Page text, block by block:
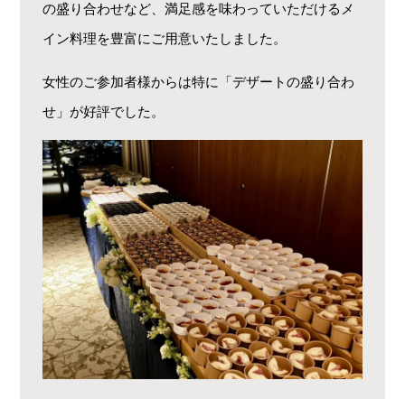
の盛り合わせなど、満足感を味わっていただけるメ
イン料理を豊富にご用意いたしました。
女性のご参加者様からは特に「デザートの盛り合わ
せ」が好評でした。